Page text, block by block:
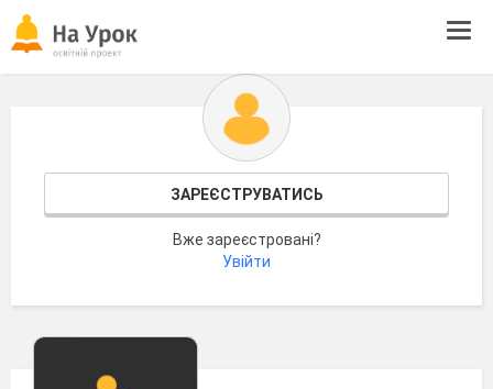
ЗАРЕЄСТРУВАТИСЬ
Вже зареєстровані?
Увійти